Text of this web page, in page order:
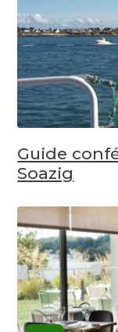
Guide
Soazig